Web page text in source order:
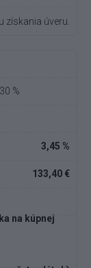
získania úveru.
%
3,45 %
133,40 €
na kúpnej